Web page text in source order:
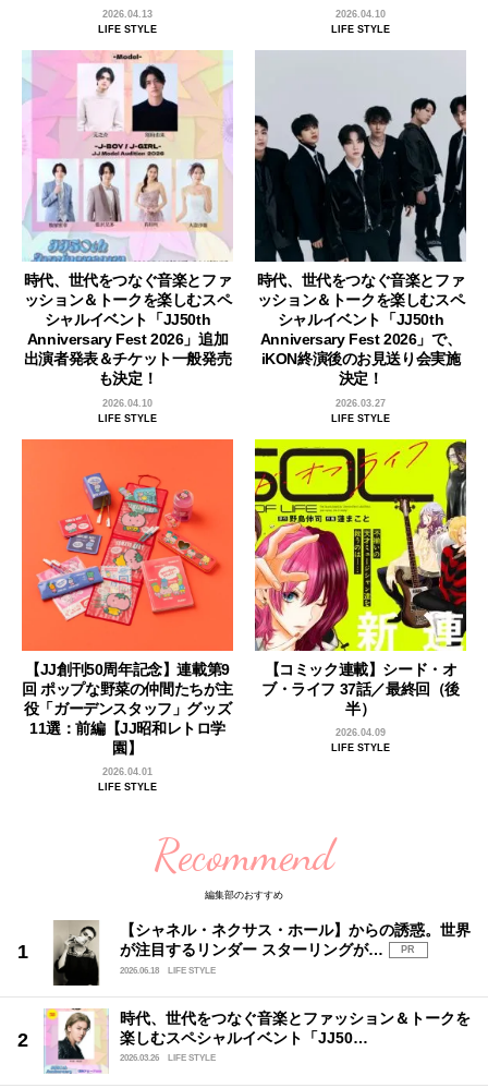
2026.04.13
LIFE STYLE
2026.04.10
LIFE STYLE
時代、世代をつなぐ音楽とファ
ッション＆トークを楽しむスペ
シャルイベント「JJ50th
Anniversary Fest 2026」追加
出演者発表＆チケット一般発売
も決定！
2026.04.10
LIFE STYLE
時代、世代をつなぐ音楽とファ
ッション＆トークを楽しむスペ
シャルイベント「JJ50th
Anniversary Fest 2026」で、
iKON終演後のお見送り会実施
決定！
2026.03.27
LIFE STYLE
【JJ創刊50周年記念】連載第9
回 ポップな野菜の仲間たちが主
役「ガーデンスタッフ」グッズ
11選：前編【JJ昭和レトロ学
園】
2026.04.01
LIFE STYLE
【コミック連載】シード・オ
ブ・ライフ 37話／最終回（後
半）
2026.04.09
LIFE STYLE
Recommend
編集部のおすすめ
【シャネル・ネクサス・ホール】からの誘惑。世界
が注目するリンダー スターリングが…
PR
2026.06.18
LIFE STYLE
時代、世代をつなぐ音楽とファッション＆トークを
楽しむスペシャルイベント「JJ50…
2026.03.26 LIFE STYLE